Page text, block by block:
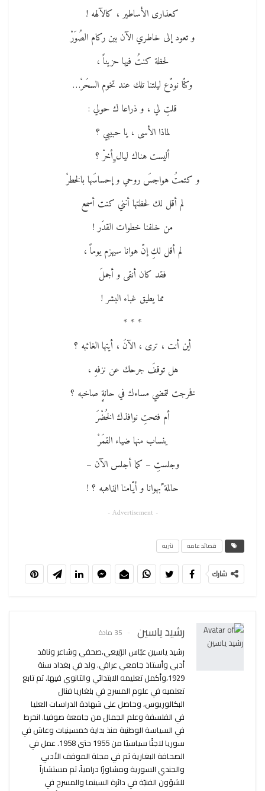
كعذارى الأساطير ، كالآلهه !
و تعود إلى خاطري الآن بين ركام الصُوَرْ
لحظة كنتُ فيها حزيناً ،
وكنّا نودّع ليلتنا تلك عند تخوم السحَرْ…
قلتِ لي ، و ذراعا ك حولي :
لماذا الأسى ، يا حبيبي ؟
أليست هناك ليال ٍِأخرْ ؟
و كتمتُ هواجسَ روحي و إحساسَها بالخطرْ
لم أقل لك لحظتها أنني كنت أسمع
من خلفنا خطوات القدَر !
لم أقل لكِ إنّ هوانا سيهزم يوماً ،
فقد كان أنقى و أجملَ
مما يطيق غباء البشر !
* * *
أين أنت ، ترى ، الآنَ ، أيتها الغائبه ؟
هل توقفَ جرحك عن نزفهِ ،
فخرجت لتمضي مساءك في حانةٍِ صاخبه ؟
أم فتحتِ نوافذك الخُضْرَ
ينساب منها ضياء القمَرْ
وجلستِ – كما أجلس الآن –
حالمة ًبهوانا و أيّامنا الذاهبه ؟ !
- Advertisement -
قصائد عامه نثريه
شارك
رشيد ياسين 35 مادة
رشید یاسین عبّاس الرّبيعي،صحفي وشاعر وناقد
أدبي وأستاذ جامعي عراقي. ولد في بغداد سنة
1929،وأكمل تعليمه الابتدائي والثانوي فيها. ثم تابع
تعلميه في علوم المسرح في بلغاريا فنال
البكالوريوس، وحاصل على شهادة الدراسات العليا
في الفلسفة وعلم الجمال من جامعة صوفيا. انخرط
في السياسة الوطنية منذ بداية خمسينيات وعاش في
سوريا لاجئًا سياسيًا من 1955 حتى 1958. عمل في
الصحافة البغارية ثم في مجلة الموقف الأدبي
والجندي السورية ومشاورًا درامياً، ثم مستشاراً
للشؤون الفنيّة في دائرة السينما والمسرح في